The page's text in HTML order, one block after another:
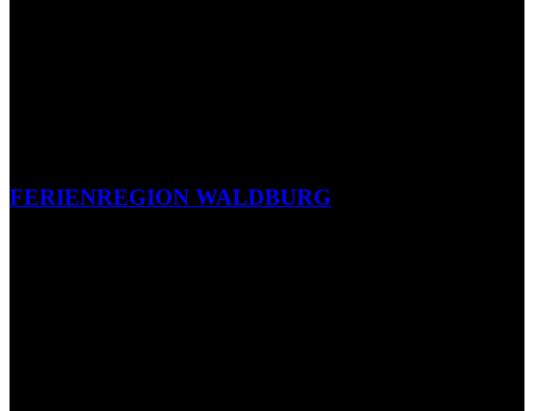
FERIENREGION WALDBURG